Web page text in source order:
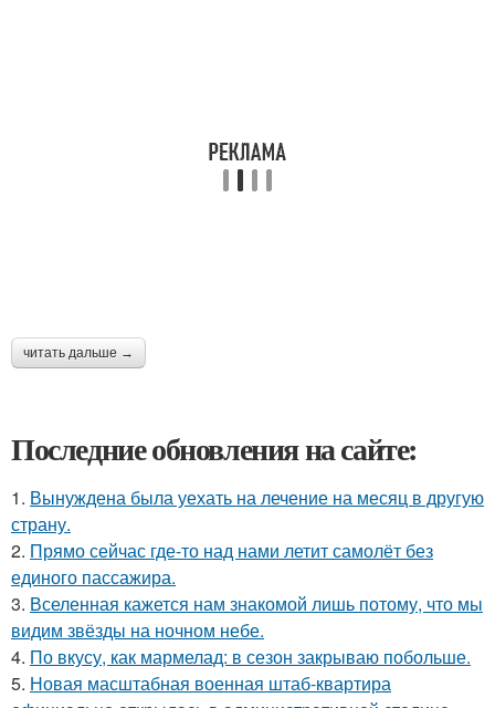
читать дальше →
Последние обновления на сайте:
1. Вынуждена была уехать на лечение на месяц в другую
страну.
2. Прямо сейчас где-то над нами летит самолёт без
единого пассажира.
3. Вселенная кажется нам знакомой лишь потому, что мы
видим звёзды на ночном небе.
4. По вкусу, как мармелад: в сезон закрываю побольше.
5. Новая масштабная военная штаб-квартира